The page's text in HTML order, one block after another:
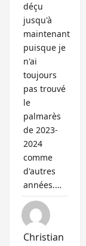
déçu
jusqu'à
maintenant
puisque je
n'ai
toujours
pas trouvé
le
palmarès
de 2023-
2024
comme
d'autres
années.…
Christian